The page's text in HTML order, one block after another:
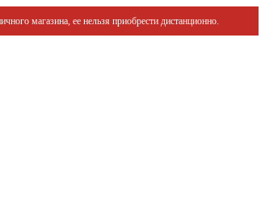
магазина, ее нельзя приобрести дистанционно.